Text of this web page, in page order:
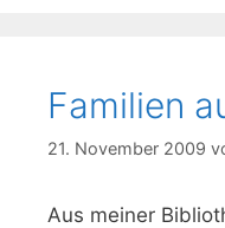
Familien
21. November 2009
Aus meiner